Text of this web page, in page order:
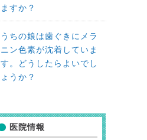
ますか？
うちの娘は歯ぐきにメラ
ニン色素が沈着していま
す。どうしたらよいでし
ょうか？
医院情報